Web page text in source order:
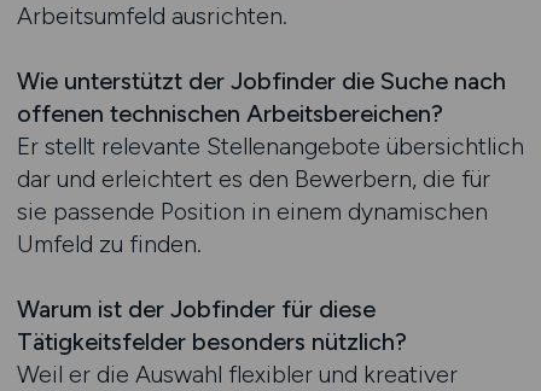
Arbeitsumfeld ausrichten.
Wie unterstützt der Jobfinder die Suche nach
offenen technischen Arbeitsbereichen?
Er stellt relevante Stellenangebote übersichtlich
dar und erleichtert es den Bewerbern, die für
sie passende Position in einem dynamischen
Umfeld zu finden.
Warum ist der Jobfinder für diese
Tätigkeitsfelder besonders nützlich?
Weil er die Auswahl flexibler und kreativer